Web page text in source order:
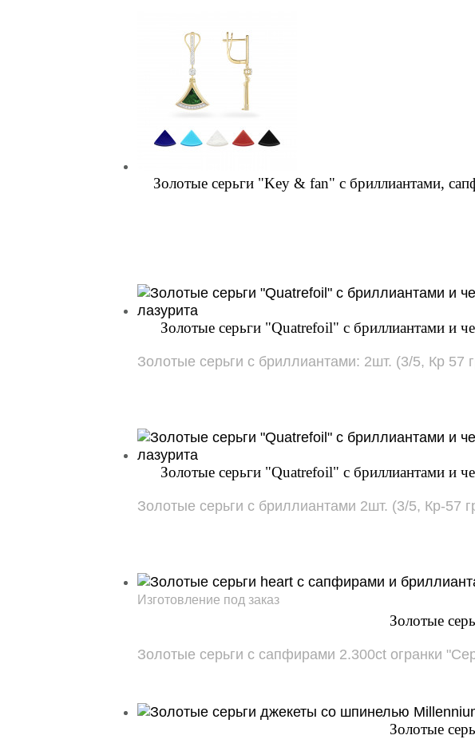
Золотые серьги "Key & fan" с бриллиантами,
Золотые серьги "Quatrefoil" с бриллиантами и
Золотые серьги с бриллиантами: 2шт. (3/5, Кр 57
Золотые серьги "Quatrefoil" с бриллиантами и
Золотые серьги с бриллиантами 2шт. (3/5, Кр-57
Изготовление под заказ
Золотые
Золотые серьги с сапфирами 2.300ct огранки
Золотые